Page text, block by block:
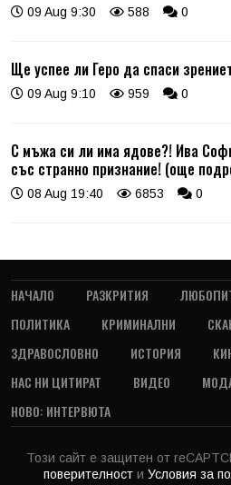
09 Aug 9:30 588 0
Ще успее ли Геро да спаси
09 Aug 9:10 959 0
С мъжа си ли има ядове?! Ива
със странно признание! (още
08 Aug 19:40 6853 0
НАЧАЛО РАЗКРИТИЯ
ПОЛИТИКА
КРИМИНАЛНИ
ЗДРАВОСЛОВНО
ИСТОРИЯ
НАС НИ ЦИТИРАТ
ВИДЕО
НОВО: ИНТЕРВЮТА
Този сайт е защитен от
поверителност и Условия за